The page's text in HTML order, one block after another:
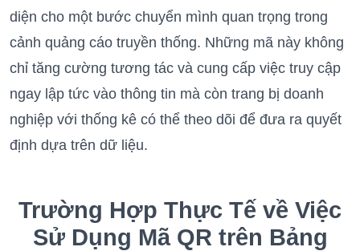
diện cho một bước chuyển mình quan trọng trong
cảnh quảng cáo truyền thống. Những mã này không
chỉ tăng cường tương tác và cung cấp việc truy cập
ngay lập tức vào thông tin mà còn trang bị doanh
nghiệp với thống kê có thể theo dõi để đưa ra quyết
định dựa trên dữ liệu.
Trường Hợp Thực Tế về Việc
Sử Dụng Mã QR trên Bảng